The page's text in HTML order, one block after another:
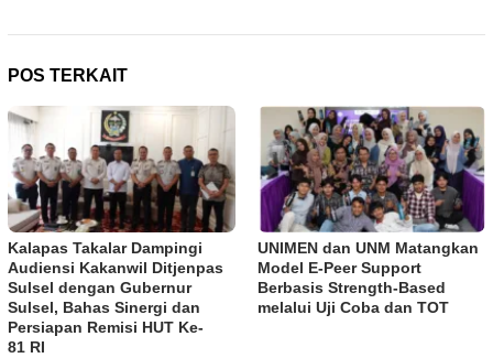
POS TERKAIT
Kalapas Takalar Dampingi
Audiensi Kakanwil Ditjenpas
Sulsel dengan Gubernur
Sulsel, Bahas Sinergi dan
Persiapan Remisi HUT Ke-
81 RI
UNIMEN dan UNM Matangkan
Model E-Peer Support
Berbasis Strength-Based
melalui Uji Coba dan TOT